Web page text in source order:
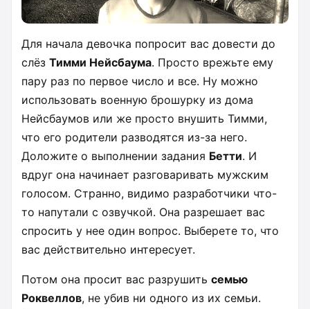
Для начала девочка попросит вас довести до
слёз Тимми Нейсбаума. Просто врежьте ему
пару раз по первое число и все. Ну можно
использовать военную брошурку из дома
Нейсбаумов или же просто внушить Тимми,
что его родители разводятся из-за него.
Доложите о выполнении задания Бетти. И
вдруг она начинает разговаривать мужским
голосом. Странно, видимо разработчики что-
то напутали с озвучкой. Она разрешает вас
спросить у нее один вопрос. Выберете то, что
вас действительно интересует.
Потом она просит вас разрушить семью
Роквеллов, не убив ни одного из их семьи.